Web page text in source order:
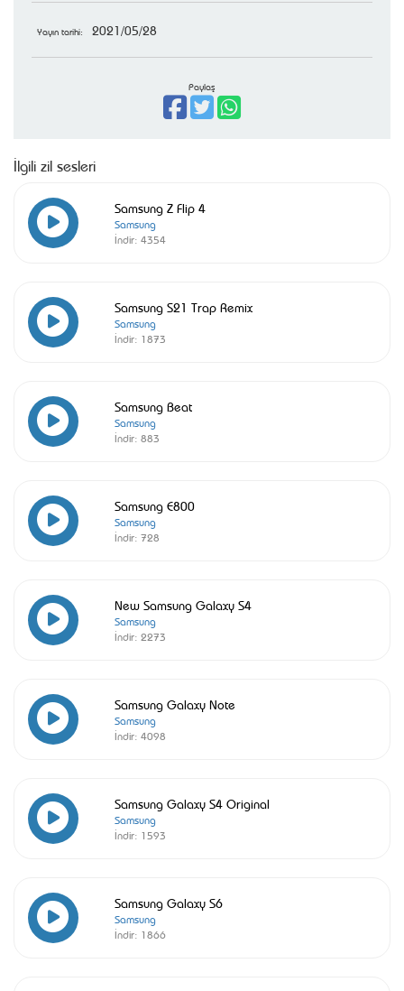
Yayın tarihi: 2021/05/28
Paylaş
İlgili zil sesleri
Samsung Z Flip 4
Samsung
İndir: 4354
Samsung S21 Trap Remix
Samsung
İndir: 1873
Samsung Beat
Samsung
İndir: 883
Samsung E800
Samsung
İndir: 728
New Samsung Galaxy S4
Samsung
İndir: 2273
Samsung Galaxy Note
Samsung
İndir: 4098
Samsung Galaxy S4 Original
Samsung
İndir: 1593
Samsung Galaxy S6
Samsung
İndir: 1866